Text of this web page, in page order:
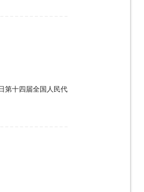
第十四届全国人民代